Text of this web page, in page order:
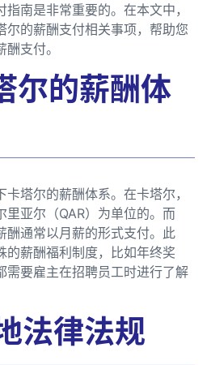
南是非常重要的。在本文中，
尔的薪酬支付相关事项，帮助您
支付。
尔的薪酬体
塔尔的薪酬体系。在卡塔尔，
里亚尔（QAR）为单位的。而
酬通常以月薪的形式支付。此
的薪酬福利制度，比如年终奖
需要雇主在招聘员工时进行了解
法律法规